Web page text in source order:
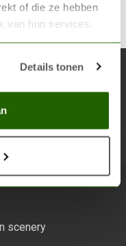
of die ze hebben
van hun services.
Details tonen
laatste acties
scenery